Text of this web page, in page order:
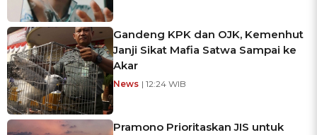
Gandeng KPK dan OJK, Kemenhut
Janji Sikat Mafia Satwa Sampai ke
Akar
News | 12:24 WIB
Pramono Prioritaskan JIS untuk